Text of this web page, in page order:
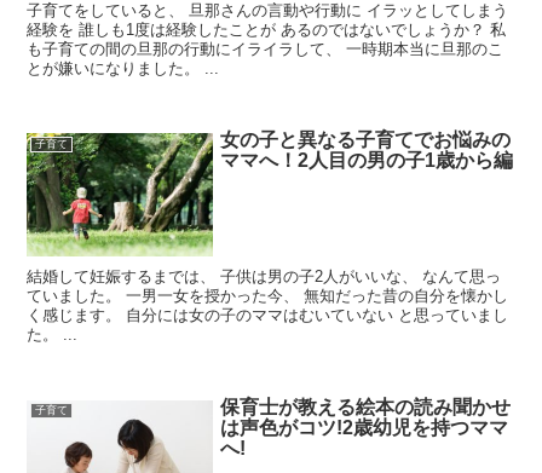
子育てをしていると、 旦那さんの言動や行動に イラッとしてしまう
経験を 誰しも1度は経験したことが あるのではないでしょうか？ 私
も子育ての間の旦那の行動にイライラして、 一時期本当に旦那のこ
とが嫌いになりました。 ...
子育て
女の子と異なる子育てでお悩みの
ママへ！2人目の男の子1歳から編
結婚して妊娠するまでは、 子供は男の子2人がいいな、 なんて思っ
ていました。 一男一女を授かった今、 無知だった昔の自分を懐かし
く感じます。 自分には女の子のママはむいていない と思っていまし
た。 ...
子育て
保育士が教える絵本の読み聞かせ
は声色がコツ!2歳幼児を持つママ
へ!